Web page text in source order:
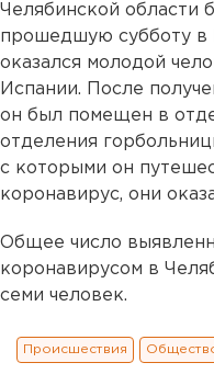
Челябинской области
прошедшую субботу в
оказался молодой
Испании. После
он был помещен в
отделения
с которыми он
коронавирус, они
Общее число
коронавирусом в
семи человек.
Происшествия